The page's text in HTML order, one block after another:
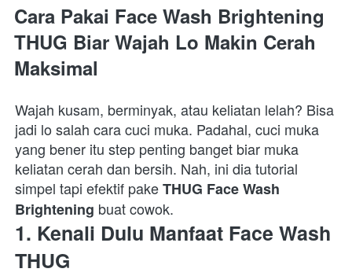
Cara Pakai Face Wash Brightening
THUG Biar Wajah Lo Makin Cerah
Maksimal
Wajah kusam, berminyak, atau keliatan lelah? Bisa
jadi lo salah cara cuci muka. Padahal, cuci muka
yang bener itu step penting banget biar muka
keliatan cerah dan bersih. Nah, ini dia tutorial
simpel tapi efektif pake THUG Face Wash
Brightening buat cowok.
1. Kenali Dulu Manfaat Face Wash
THUG